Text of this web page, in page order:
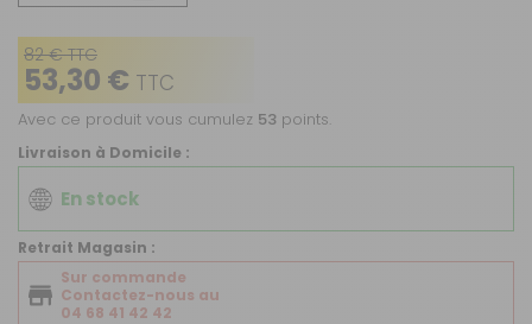
82 € TTC
53,30 € TTC
Avec ce produit vous cumulez 53 points.
Livraison à Domicile :
En stock
Retrait Magasin :
Sur commande
Contactez-nous au
04 68 41 42 42